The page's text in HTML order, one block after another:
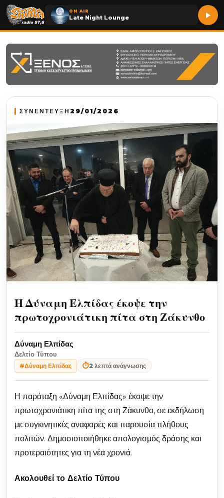
ON AIR
Late Night Lounge
ΣΥΝΕΝΤΕΥΞΗ 29/01/2026
Η Δύναμη Ελπίδας έκοψε την
πρωτοχρονιάτικη πίτα στη Ζάκυνθο
Δύναμη Ελπίδας
Δελτίο Τύπου
#Δύναμη Ελπίδας ⏱2 λεπτά ανάγνωσης
Η παράταξη «Δύναμη Ελπίδας» έκοψε την
πρωτοχρονιάτικη πίτα της στη Ζάκυνθο, σε εκδήλωση
με συγκινητικές αναφορές και παρουσία πλήθους
πολιτών. Δημοσιοποιήθηκε απολογισμός δράσης και
προτεραιότητες για τη νέα χρονιά.
Ακολουθεί το Δελτίο Τύπου